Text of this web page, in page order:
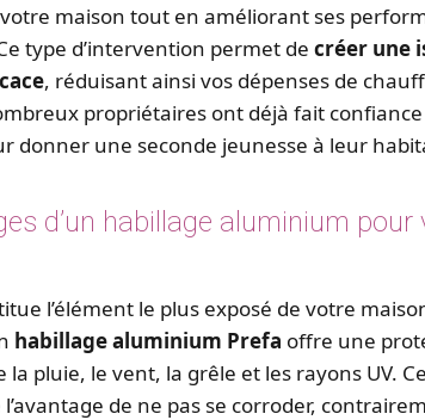
votre maison tout en améliorant ses
type d’intervention permet de créer une
, réduisant ainsi vos dépenses de
propriétaires ont déjà fait
donner une seconde jeunesse à leur
d’un habillage aluminium pour
l’élément le plus exposé de votre
habillage aluminium Prefa offre une
la pluie, le vent, la grêle et les rayons UV.
de ne pas se corroder,